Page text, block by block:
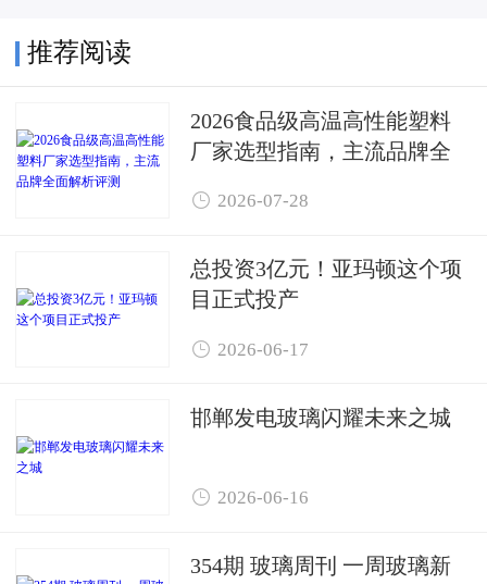
推荐阅读
2026食品级高温高性能塑料
厂家选型指南，主流品牌全
 2026-07-28
总投资3亿元！亚玛顿这个项
目正式投产
 2026-06-17
邯郸发电玻璃闪耀未来之城
 2026-06-16
354期 玻璃周刊 一周玻璃新